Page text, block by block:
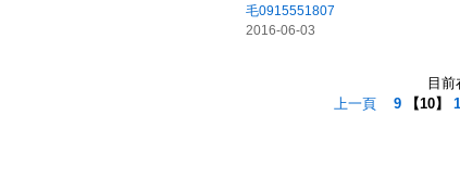
毛0915551807
2016-06-03
目
上一頁
9 【10】